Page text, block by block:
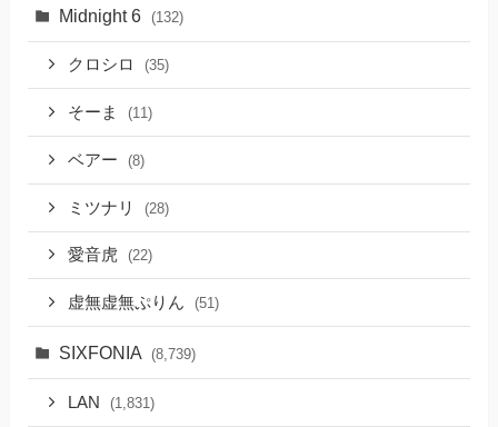
Midnight 6 (132)
クロシロ (35)
そーま (11)
ベアー (8)
ミツナリ (28)
愛音虎 (22)
虚無虚無ぷりん (51)
SIXFONIA (8,739)
LAN (1,831)